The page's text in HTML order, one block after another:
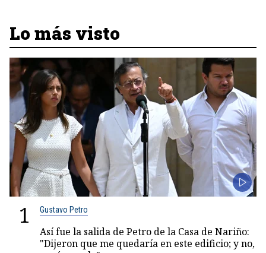
Lo más visto
1 Gustavo Petro
Así fue la salida de Petro de la Casa de Nariño:
"Dijeron que me quedaría en este edificio; y no,